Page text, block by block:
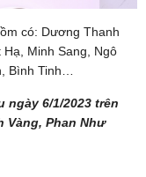
có: Dương Thanh
Minh Sang, Ngô
Bình Tinh…
ngày 6/1/2023 trên
Vàng, Phan Như